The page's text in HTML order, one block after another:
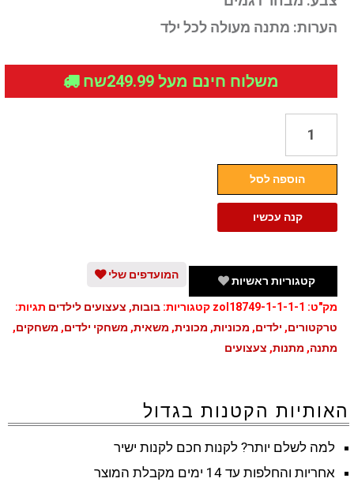
הערות: מתנה מעולה לכל ילד
משלוח חינם מעל 249.99שח
סט
3
טרקטורים
עגלה
הוספה לסל
קנה עכשיו
קטגוריות ראשיות
המועדפים שלי
מק"ט: zol18749-1-1-1-1 קטגוריות: בובות, צעצועים לילדים תגיות:
טרקטורים, ילדים, מכוניות, מכונית, משאית, משחקי ילדים, משחקים,
מתנה, מתנות, צעצועים
האותיות הקטנות בגדול
למה לשלם יותר? לקנות חכם לקנות ישיר
אחריות והחלפות עד 14 ימים מקבלת המוצר